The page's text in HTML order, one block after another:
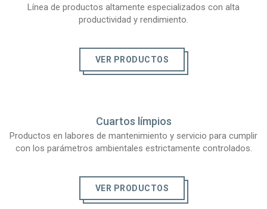
Línea de productos altamente especializados con alta
productividad y rendimiento.
VER PRODUCTOS
Cuartos límpios
Productos en labores de mantenimiento y servicio para cumplir
con los parámetros ambientales estrictamente controlados.
VER PRODUCTOS